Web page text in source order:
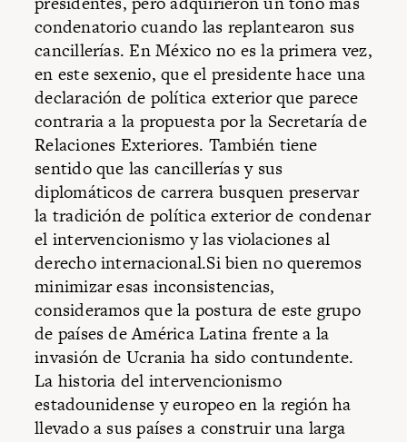
condenatorio cuando las replantearon sus
cancillerías. En México no es la primera vez,
en este sexenio, que el presidente hace una
declaración de política exterior que parece
contraria a la propuesta por la Secretaría de
Relaciones Exteriores. También tiene
sentido que las cancillerías y sus
diplomáticos de carrera busquen preservar
la tradición de política exterior de condenar
el intervencionismo y las violaciones al
derecho internacional.Si bien no queremos
minimizar esas inconsistencias,
consideramos que la postura de este grupo
de países de América Latina frente a la
invasión de Ucrania ha sido contundente.
La historia del intervencionismo
estadounidense y europeo en la región ha
llevado a sus países a construir una larga